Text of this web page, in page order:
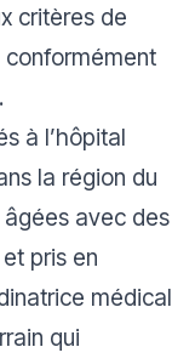
critères de
conformément
à l’hôpital
la région du
avec des
pris en
médical
qui